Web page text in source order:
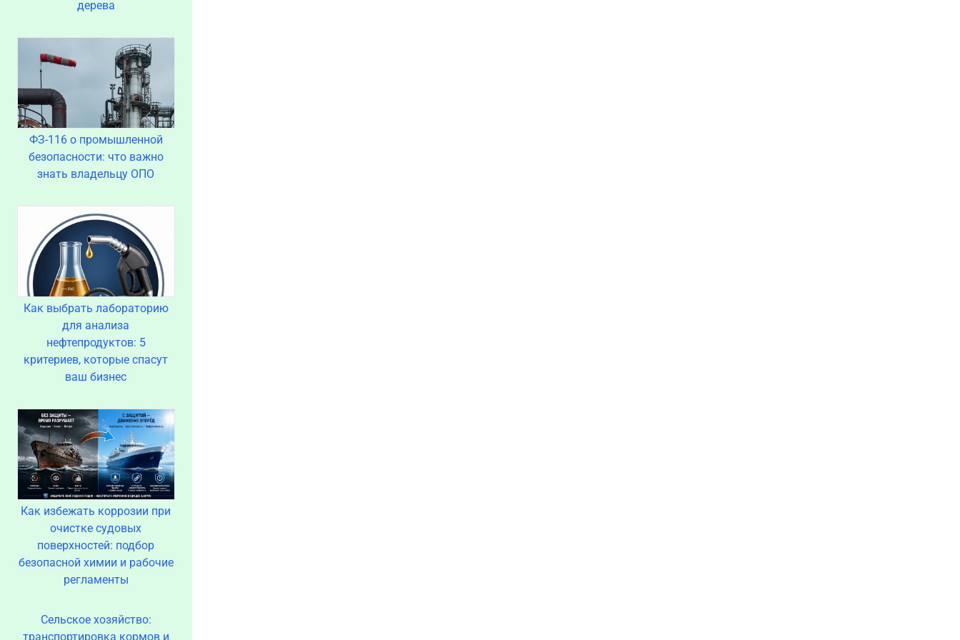
дерева
ФЗ-116 о промышленной
безопасности: что важно
знать владельцу ОПО
Как выбрать лабораторию
для анализа
нефтепродуктов: 5
критериев, которые спасут
ваш бизнес
Как избежать коррозии при
очистке судовых
поверхностей: подбор
безопасной химии и рабочие
регламенты
Сельское хозяйство:
транспортировка кормов и